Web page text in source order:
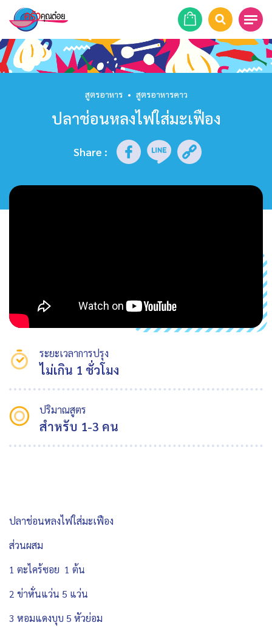
หน้าแรก
ร้านอาหาร
รายการย้อนหลัง
สูตรอาหาร • สูตรอาหารคาว
ปลาช่อนหลงไฟใส่มะเฟือง
Share :
ระยะเวลาการปรุง
ไม่เกิน 1 ชั่วโมง
ปริมาณสูตร
สำหรับ 1-3 คน
ปลาช่อนหลงไฟใส่มะเฟือง
ส่วนผสม
1 ตะไคร้ซอย 1 ต้น
2 ข่าหั่นแว่น 5 แว่น
3 หอมแดงบุบ 5 หัวย่อม